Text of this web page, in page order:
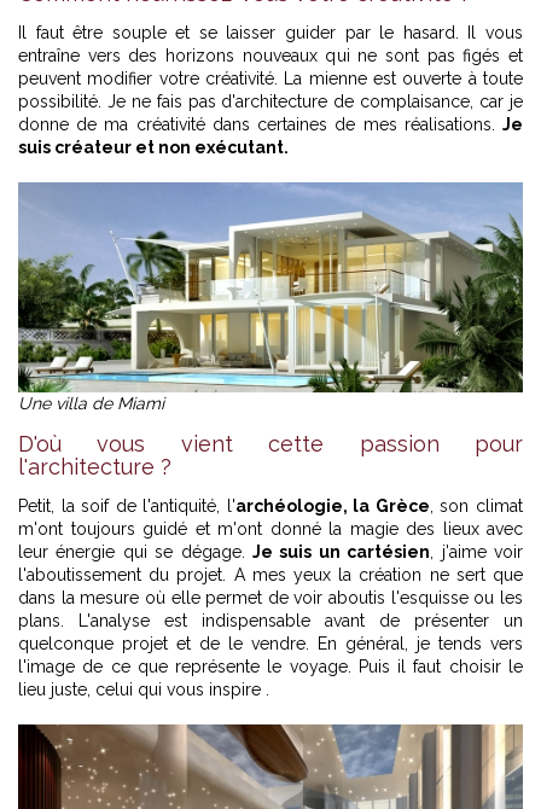
Il faut être souple et se laisser guider par le hasard. Il vous
entraîne vers des horizons nouveaux qui ne sont pas figés et
peuvent modifier votre créativité. La mienne est ouverte à toute
possibilité. Je ne fais pas d'architecture de complaisance, car je
donne de ma créativité dans certaines de mes réalisations. Je
suis créateur et non exécutant.
Une villa de Miami
D'où vous vient cette passion pour
l'architecture ?
Petit, la soif de l'antiquité, l'archéologie, la Grèce , son climat
m'ont toujours guidé et m'ont donné la magie des lieux avec
leur énergie qui se dégage. Je suis un cartésien , j'aime voir
l'aboutissement du projet. A mes yeux la création ne sert que
dans la mesure où elle permet de voir aboutis l'esquisse ou les
plans. L'analyse est indispensable avant de présenter un
quelconque projet et de le vendre. En général, je tends vers
l'image de ce que représente le voyage. Puis il faut choisir le
lieu juste, celui qui vous inspire .